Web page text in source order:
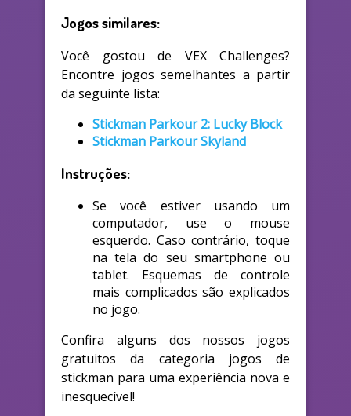
Jogos similares:
Você gostou de VEX Challenges?
Encontre jogos semelhantes a partir
da seguinte lista:
Stickman Parkour 2: Lucky Block
Stickman Parkour Skyland
Instruções:
Se você estiver usando um
computador, use o mouse
esquerdo. Caso contrário, toque
na tela do seu smartphone ou
tablet. Esquemas de controle
mais complicados são explicados
no jogo.
Confira alguns dos nossos jogos
gratuitos da categoria jogos de
stickman para uma experiência nova e
inesquecível!